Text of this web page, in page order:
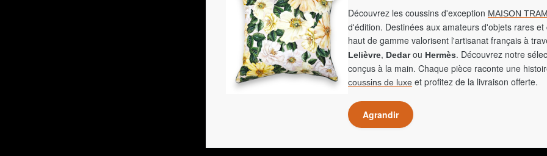
Découvrez les coussins d'exception MAISON
d'édition. Destinées aux amateurs d'objets rares
haut de gamme valorisent l'artisanat français à
Lelièvre, Dedarou Hermès. Découvrez notre
conçus à la main. Chaque pièce raconte une
coussins de luxe et profitez de la livraison offerte.
Agrandir